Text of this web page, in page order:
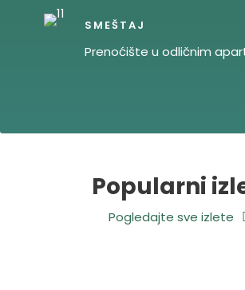
SMEŠTAJ
Prenoćište u odličnim
Popularni
Pogledajte sve izlete